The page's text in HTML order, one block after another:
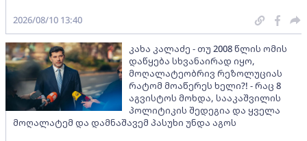
2026/08/10 13:40
კახა კალაძე - თუ 2008 წლის ომის
დაწყება სხვანაირად იყო,
მოღალატეობრივ რეზოლუციას
რატომ მოაწერეს ხელი?! - რაც 8
აგვისტოს მოხდა, სააკაშვილის
პოლიტიკის შედეგია და ყველა
მოღალატემ და დამნაშავემ პასუხი უნდა აგოს